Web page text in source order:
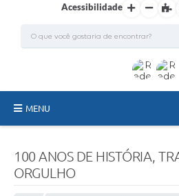
Acessibilidade
MENU
Administração
100 ANOS DE HISTÓRIA,
ORGULHO